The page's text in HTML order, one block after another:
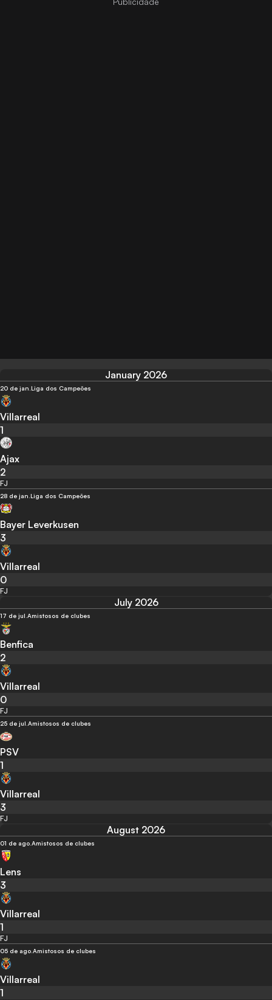
January 2026
20 de jan. Liga dos Campeões
Villarreal
1
Ajax
2
FJ
28 de jan. Liga dos Campeões
Bayer Leverkusen
3
Villarreal
0
FJ
July 2026
17 de jul. Amistosos de clubes
Benfica
2
Villarreal
0
FJ
25 de jul. Amistosos de clubes
PSV
1
Villarreal
3
FJ
August 2026
01 de ago. Amistosos de clubes
Lens
3
Villarreal
1
FJ
05 de ago. Amistosos de clubes
Villarreal
1